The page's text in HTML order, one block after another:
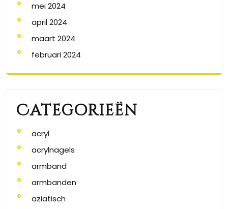
mei 2024
april 2024
maart 2024
februari 2024
Categorieën
acryl
acrylnagels
armband
armbanden
aziatisch